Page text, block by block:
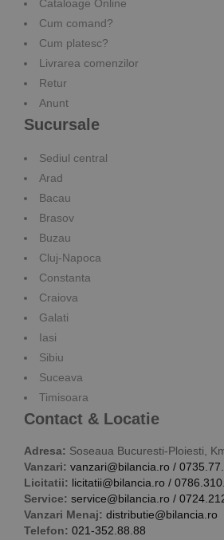
Cataloage Online
Cum comand?
Cum platesc?
Livrarea comenzilor
Retur
Anunt
Sucursale
Sediul central
Arad
Bacau
Brasov
Buzau
Cluj-Napoca
Constanta
Craiova
Galati
Iasi
Sibiu
Suceava
Timisoara
Contact & Locatie
Adresa: Soseaua Bucuresti-Ploiesti,
Vanzari: vanzari@bilancia.ro /
Licitatii: licitatii@bilancia.ro /
Service: service@bilancia.ro /
Vanzari Menaj: distributie@bilancia.ro
Telefon: 021-352.88.88